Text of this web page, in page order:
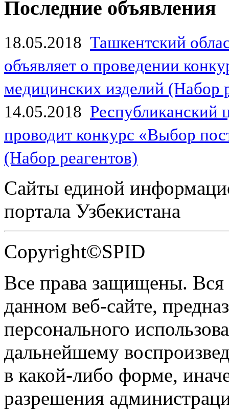
Последние объявления
18.05.2018 Ташкентский
объявляет о проведении
медицинских изделий (Набор
14.05.2018
проводит конкурс «Выбор
(Набор реагентов)
Сайты единой
портала Узбекистана
Copyright©SPID
Все права защищены.
данном веб-сайте,
персонального
дальнейшему
в какой-либо форме,
разрешения